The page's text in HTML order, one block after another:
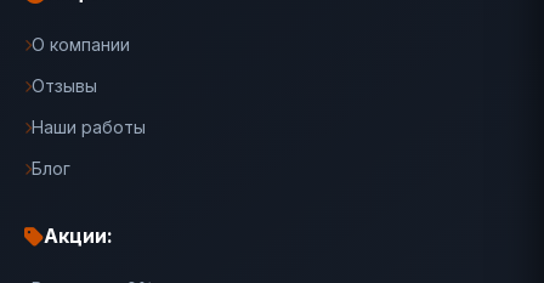
О компании
Отзывы
Наши работы
Блог
Акции: